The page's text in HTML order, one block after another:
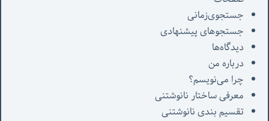
جستجوی‌زمانی
جستجوهای پیشنهادی
دیدگاه‌ها
درباره من
چرا می‌نویسم؟
معرفی‌ ساختار نانوشتنی
تقسیم بندی نانوشتنی